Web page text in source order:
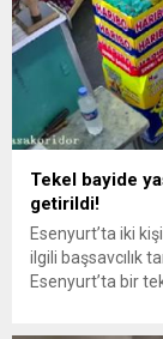
Tekel bayide
getirildi!
Esenyurt’ta iki
ilgili başsavcılık
Esenyurt’ta bir